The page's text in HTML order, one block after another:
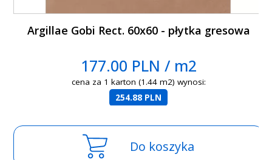
Argillae Gobi Rect. 60x60 - płytka gresowa
177.00 PLN / m2
cena za 1 karton (1.44 m2) wynosi:
254.88 PLN
Do koszyka